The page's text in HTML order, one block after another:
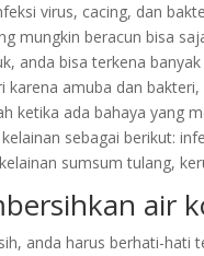
virus, cacing, dan
mungkin beracun bisa
anda bisa terkena
karena amuba dan
ketika ada bahaya yang
sebagai berikut:
sumsum tulang,
air
anda harus berhati-hati